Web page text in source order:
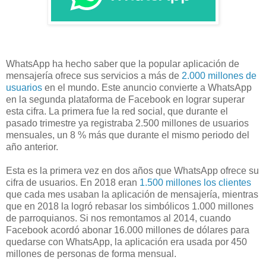
WhatsApp ha hecho saber que la popular aplicación de
mensajería ofrece sus servicios a más de 2.000 millones de
usuarios en el mundo. Este anuncio convierte a WhatsApp
en la segunda plataforma de Facebook en lograr superar
esta cifra. La primera fue la red social, que durante el
pasado trimestre ya registraba 2.500 millones de usuarios
mensuales, un 8 % más que durante el mismo periodo del
año anterior.
Esta es la primera vez en dos años que WhatsApp ofrece su
cifra de usuarios. En 2018 eran 1.500 millones los clientes
que cada mes usaban la aplicación de mensajería, mientras
que en 2018 la logró rebasar los simbólicos 1.000 millones
de parroquianos. Si nos remontamos al 2014, cuando
Facebook acordó abonar 16.000 millones de dólares para
quedarse con WhatsApp, la aplicación era usada por 450
millones de personas de forma mensual.